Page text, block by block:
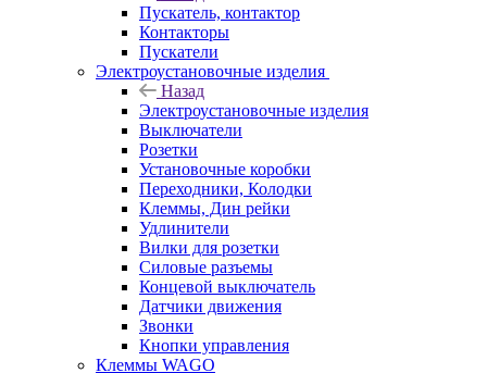
Пускатель, контактор
Контакторы
Пускатели
Электроустановочные изделия
Назад
Электроустановочные изделия
Выключатели
Розетки
Установочные коробки
Переходники, Колодки
Клеммы, Дин рейки
Удлинители
Вилки для розетки
Силовые разъемы
Концевой выключатель
Датчики движения
Звонки
Кнопки управления
Клеммы WAGO